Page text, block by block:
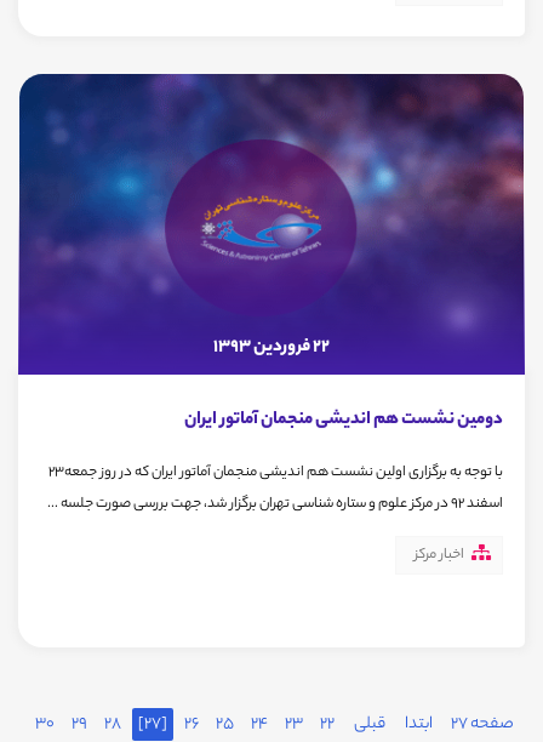
22 فروردین 1393
دومین نشست هم اندیشی منجمان آماتور ایران
با توجه به برگزاری اولین نشست هم اندیشی منجمان آماتور ایران که در روز جمعه23
اسفند 92 در مرکز علوم و ستاره شناسی تهران برگزار شد، جهت بررسی صورت جلسه ...
اخبار مرکز
صفحه 27
ابتدا قبلی 22
23
24
25
26
[27]
28
29
30